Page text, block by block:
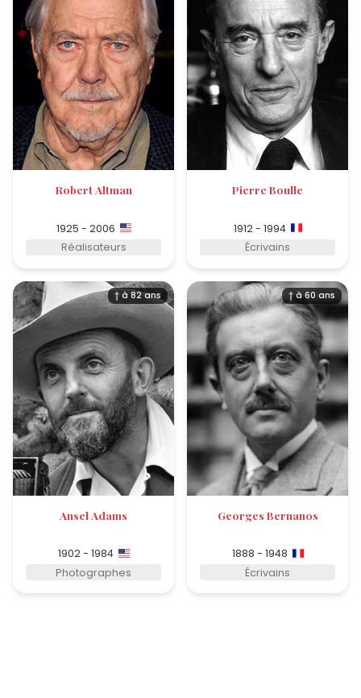
Robert Altman
1925 - 2006
Réalisateurs
Pierre Boulle
1912 - 1994
Écrivains
† à 82 ans
Ansel Adams
1902 - 1984
Photographes
† à 60 ans
Georges Bernanos
1888 - 1948
Écrivains